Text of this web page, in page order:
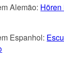
Alemão:
Espanhol: